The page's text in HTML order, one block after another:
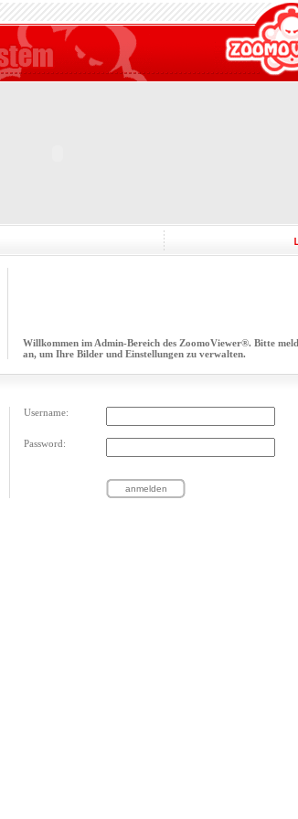
Willkommen im Admin-Bereich des ZoomoViewer®. Bitte
an, um Ihre Bilder und Einstellungen zu verwalten.
Username:
Password: